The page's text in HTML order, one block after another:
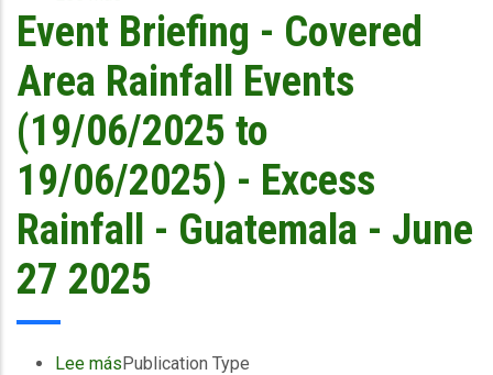
CCRIF
Partners
with
CelsiusPro
to
Launch
the
CCRIF
Microinsurance
Facility
and
Accompanying
Solution
Event Briefing - Covered
Area Rainfall Events
(19/06/2025 to
19/06/2025) - Excess
Rainfall - Guatemala - June
27 2025
Lee mássobre
Publication Type